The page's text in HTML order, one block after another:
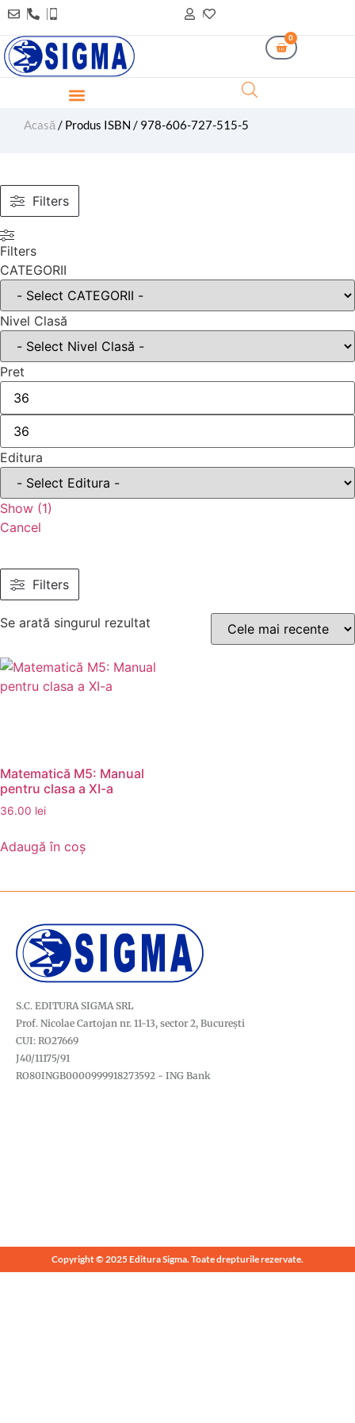
0
Acasă / Produs ISBN / 978-606-727-515-5
Filters
Filters
CATEGORII
Nivel Clasă
Pret
Editura
Show (1)
Cancel
Filters
Se arată singurul rezultat
Matematică M5: Manual
pentru clasa a XI-a
36.00 lei
Adaugă în coș
S.C. EDITURA SIGMA SRL
Prof. Nicolae Cartojan nr. 11-13, sector 2, București
CUI: RO27669
J40/11175/91
RO80INGB0000999918273592 - ING Bank
Copyright © 2025 Editura Sigma. Toate drepturile rezervate.